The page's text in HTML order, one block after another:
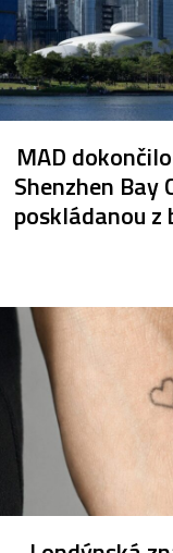
MAD
Shenzhen Bay
poskládanou z